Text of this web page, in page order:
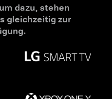
dazu, stehen
gleichzeitig zur